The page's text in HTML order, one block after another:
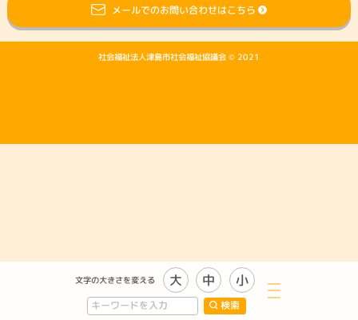
文字の大きさを変える 大 中 小
検索
メールでのお問い合わせはこちら
社会福祉法人津島市社会福祉協議会 © 2021